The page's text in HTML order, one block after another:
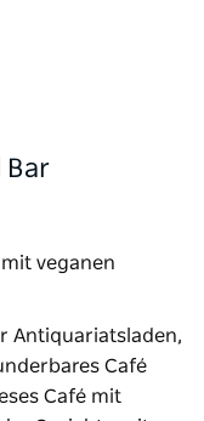
Bar
veganen
Antiquariatsladen,
Café
Café mit